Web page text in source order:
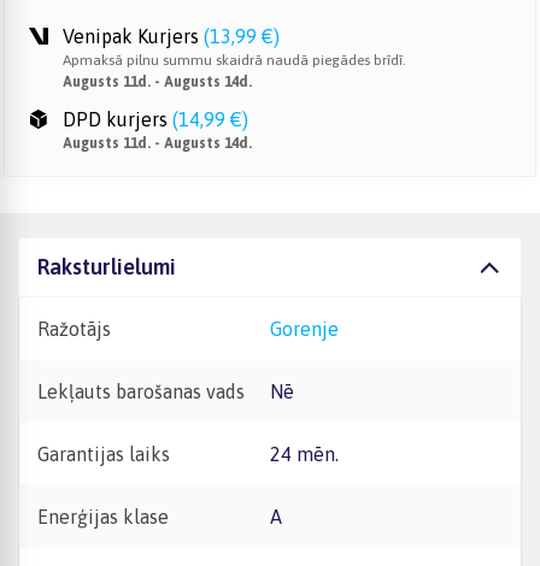
Venipak Kurjers (13,99 €)
Apmaksā pilnu summu skaidrā naudā piegādes brīdī.
Augusts 11d. - Augusts 14d.
DPD kurjers (14,99 €)
Augusts 11d. - Augusts 14d.
Raksturlielumi
Ražotājs Gorenje
Lekļauts barošanas vads Nē
Garantijas laiks 24 mēn.
Enerģijas klase A